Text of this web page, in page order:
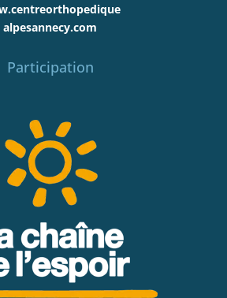
alpesannecy.com
Participation